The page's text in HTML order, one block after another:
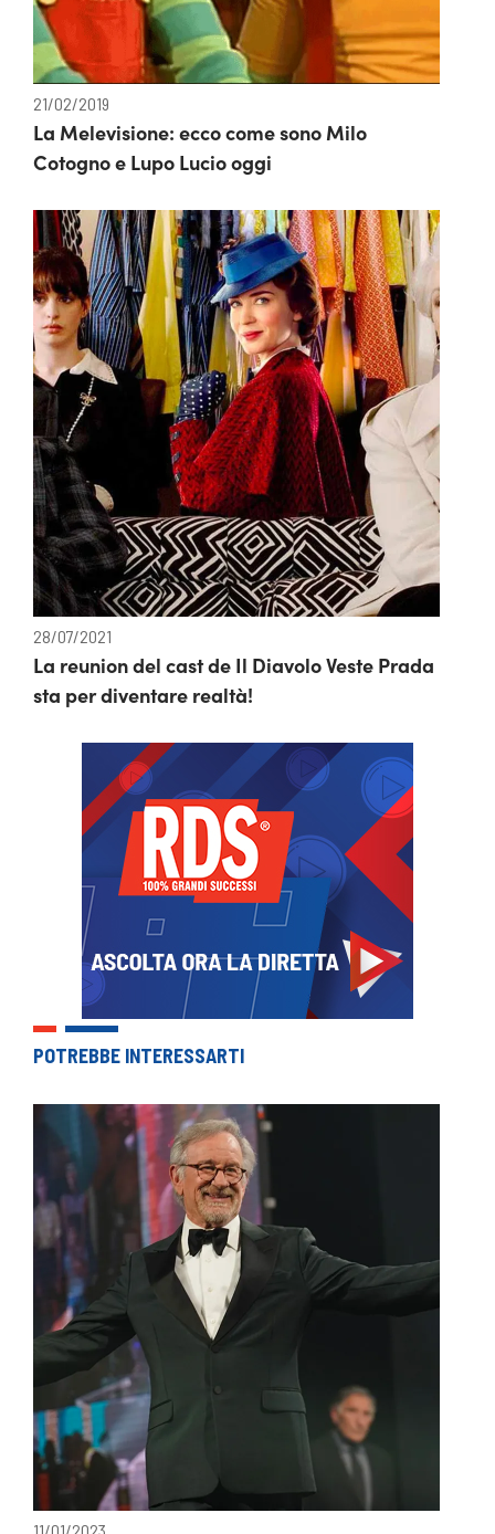
21/02/2019
La Melevisione: ecco come sono Milo
Cotogno e Lupo Lucio oggi
28/07/2021
La reunion del cast de Il Diavolo Veste Prada
sta per diventare realtà!
POTREBBE INTERESSARTI
11/01/2023